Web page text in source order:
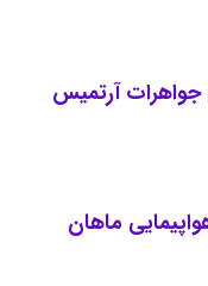
جواهرات آرتمیس
ماهان